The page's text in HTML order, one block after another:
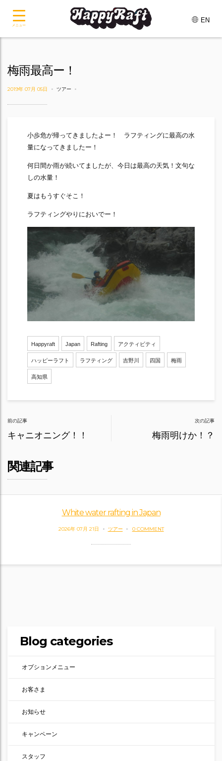
EN
梅雨最高ー！
2019年 07月 05日 ツアー
小歩危が帰ってきましたよー！ ラフティングに最高の水
量になってきましたー！
何日間か雨が続いてましたが、今日は最高の天気！文句な
しの水量！
夏はもうすぐそこ！
ラフティングやりにおいでー！
Happyraft Japan Rafting アクティビティ
ハッピーラフト ラフティング 吉野川 四国 梅雨
高知県
Post
navigation
前の記事
キャニオニング！！
次の記事
梅雨明けか！？
関連記事
White water rafting in Japan
2026年 07月 21日 ツアー 0 COMMENT
Blog categories
オプションメニュー
お客さま
お知らせ
キャンペーン
スタッフ
メニュー